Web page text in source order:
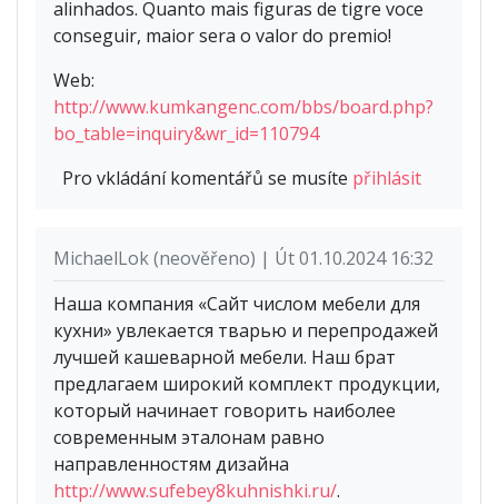
alinhados. Quanto mais figuras de tigre voce
conseguir, maior sera o valor do premio!
Web:
http://www.kumkangenc.com/bbs/board.php?
bo_table=inquiry&wr_id=110794
Pro vkládání komentářů se musíte přihlásit
MichaelLok (neověřeno) | Út 01.10.2024 16:32
Наша компания «Сайт числом мебели для
кухни» увлекается тварью и перепродажей
лучшей кашеварной мебели. Наш брат
предлагаем широкий комплект продукции,
который начинает говорить наиболее
современным эталонам равно
направленностям дизайна
http://www.sufebey8kuhnishki.ru/.